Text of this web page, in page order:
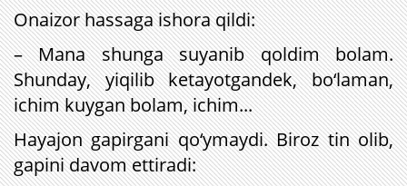
Onaizor hassaga ishora qildi:
– Mana shunga suyanib qoldim bolam.
Shunday, yiqilib ketayotgandek, bo‘laman,
ichim kuygan bolam, ichim...
Hayajon gapirgani qo‘ymaydi. Biroz tin olib,
gapini davom ettiradi: